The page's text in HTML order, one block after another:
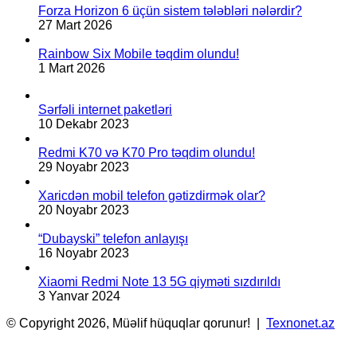
Forza Horizon 6 üçün sistem tələbləri nələrdir?
27 Mart 2026
Rainbow Six Mobile təqdim olundu!
1 Mart 2026
Sərfəli internet paketləri
10 Dekabr 2023
Redmi K70 və K70 Pro təqdim olundu!
29 Noyabr 2023
Xaricdən mobil telefon gətizdirmək olar?
20 Noyabr 2023
“Dubayski” telefon anlayışı
16 Noyabr 2023
Xiaomi Redmi Note 13 5G qiyməti sızdırıldı
3 Yanvar 2024
© Copyright 2026, Müəlif hüquqlar qorunur! | Texnonet.az